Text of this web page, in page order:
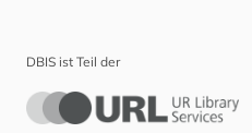
DBIS ist Teil der